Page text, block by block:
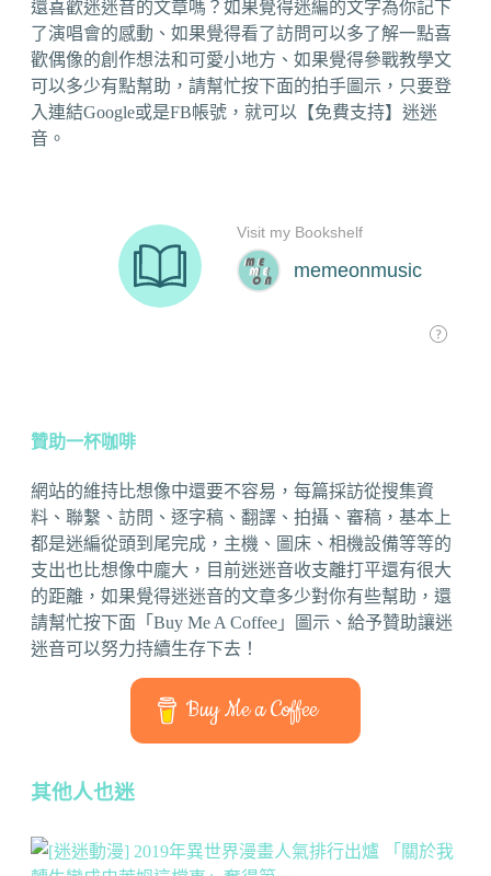
還喜歡迷迷音的文章嗎？如果覺得迷編的文字為你記下
了演唱會的感動、如果覺得看了訪問可以多了解一點喜
歡偶像的創作想法和可愛小地方、如果覺得參戰教學文
可以多少有點幫助，請幫忙按下面的拍手圖示，只要登
入連結Google或是FB帳號，就可以【免費支持】迷迷
音。
贊助一杯咖啡
網站的維持比想像中還要不容易，每篇採訪從搜集資
料、聯繫、訪問、逐字稿、翻譯、拍攝、審稿，基本上
都是迷編從頭到尾完成，主機、圖床、相機設備等等的
支出也比想像中龐大，目前迷迷音收支離打平還有很大
的距離，如果覺得迷迷音的文章多少對你有些幫助，還
請幫忙按下面「Buy Me A Coffee」圖示、給予贊助讓迷
迷音可以努力持續生存下去！
Buy Me a Coffee
其他人也迷